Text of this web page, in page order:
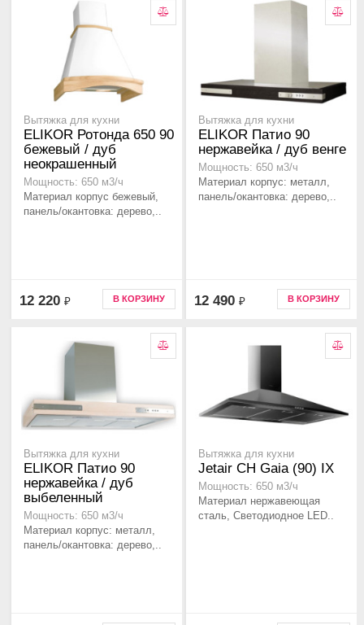
Вытяжка для кухни
ELIKOR Ротонда 650 90
бежевый / дуб
неокрашенный
Мощность: 650 м3/ч
Материал корпус бежевый,
панель/окантовка: дерево,..
12 220 ₽ В КОРЗИНУ
Вытяжка для кухни
ELIKOR Патио 90
нержавейка / дуб венге
Мощность: 650 м3/ч
Материал корпус: металл,
панель/окантовка: дерево,..
12 490 ₽ В КОРЗИНУ
Вытяжка для кухни
ELIKOR Патио 90
нержавейка / дуб
выбеленный
Мощность: 650 м3/ч
Материал корпус: металл,
панель/окантовка: дерево,..
Вытяжка для кухни
Jetair CH Gaia (90) IX
Мощность: 650 м3/ч
Материал нержавеющая
сталь, Светодиодное LED..